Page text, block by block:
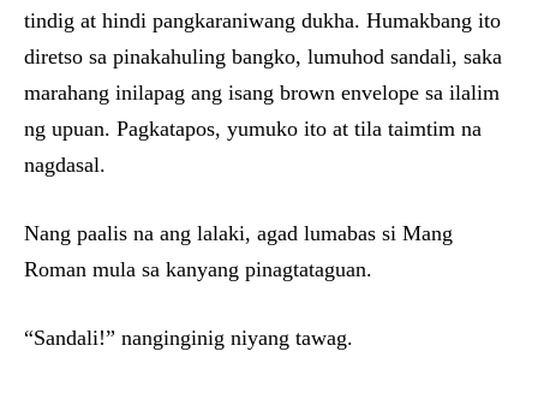
tindig at hindi pangkaraniwang dukha. Humakbang ito
diretso sa pinakahuling bangko, lumuhod sandali, saka
marahang inilapag ang isang brown envelope sa ilalim
ng upuan. Pagkatapos, yumuko ito at tila taimtim na
nagdasal.
Nang paalis na ang lalaki, agad lumabas si Mang
Roman mula sa kanyang pinagtataguan.
“Sandali!” nanginginig niyang tawag.